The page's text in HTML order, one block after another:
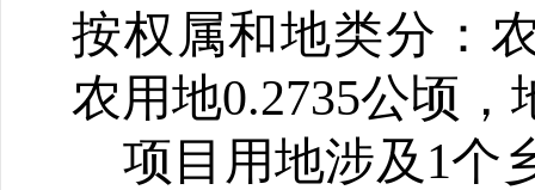
按权属和地类分：
农用地0.2735公顷
项目用地涉及1个